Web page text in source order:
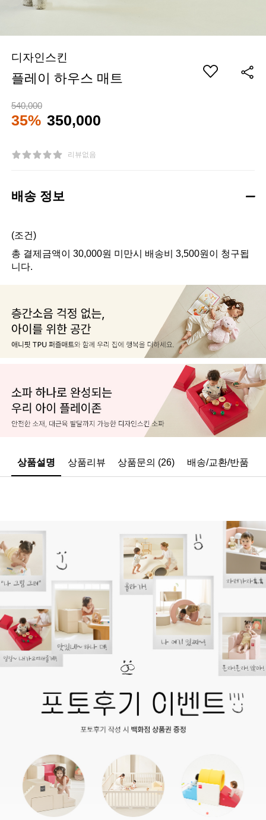
디자인스킨
플레이 하우스 매트
540,000
35% 350,000
리뷰없음
배송 정보
(조건)
총 결제금액이 30,000원 미만시 배송비 3,500원이 청구됩
니다.
상품설명 상품리뷰 상품문의 (26) 배송/교환/반품